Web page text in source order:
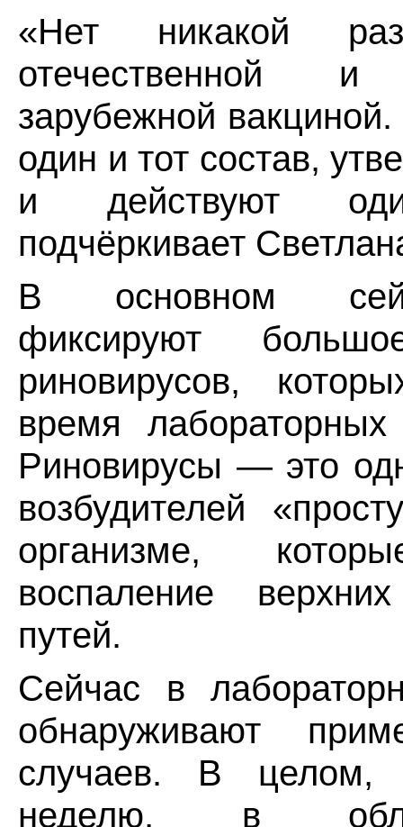
«Нет никакой
отечественной и
зарубежной
один и тот состав,
и действуют
подчёркивает
В основном
фиксируют
риновирусов,
время лабораторных
Риновирусы — это
возбудителей
организме,
воспаление
путей.
Сейчас в
обнаруживают
случаев. В целом,
неделю, в